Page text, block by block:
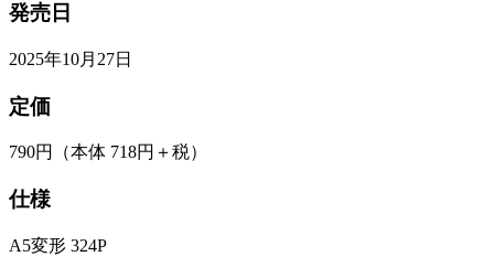
発売日
2025年10月27日
定価
790円 （本体 718円＋税）
仕様
A5変形 324P